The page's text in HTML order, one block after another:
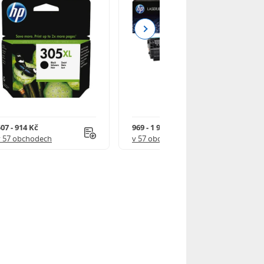
- 914 Kč
57 obchodech
969 - 1 918 Kč
v 57 obchodech
Next